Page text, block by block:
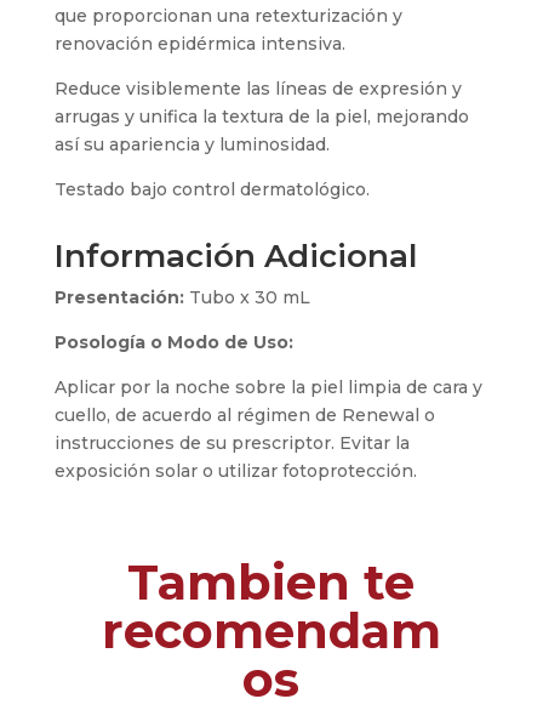
que proporcionan una retexturización y
renovación epidérmica intensiva.
Reduce visiblemente las líneas de expresión y
arrugas y unifica la textura de la piel, mejorando
así su apariencia y luminosidad.
Testado bajo control dermatológico.
Información Adicional
Presentación:Tubo x 30 mL
Posología o Modo de Uso:
Aplicar por la noche sobre la piel limpia de cara y
cuello, de acuerdo al régimen de Renewal o
instrucciones de su prescriptor. Evitar la
exposición solar o utilizar fotoprotección.
Tambien te
recomendam
os